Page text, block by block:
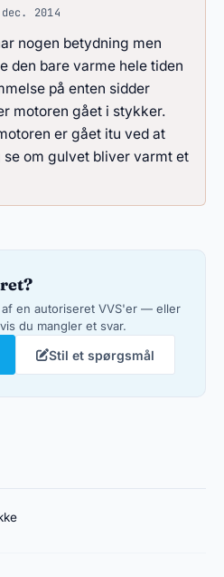
2014
nogen betydning men
den bare varme hele tiden
på enten sidder
motoren gået i stykker.
er gået itu ved at
om gulvet bliver varmt et
en autoriseret VVS'er — eller
du mangler et svar.
Stil et spørgsmål